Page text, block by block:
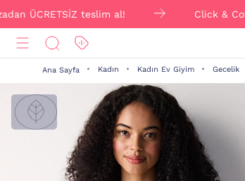
teslim al! Click & Collect
Ana Sayfa Kadın Kadın Ev Giyim Gecelik